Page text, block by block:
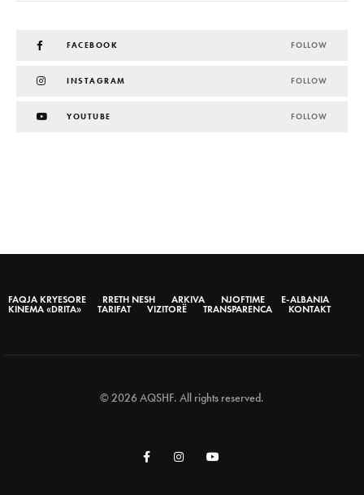
FACEBOOK FOLLOW
INSTAGRAM FOLLOW
YOUTUBE FOLLOW
FAQJA KRYESORE RRETH NESH ARKIVA NJOFTIME
E-ALBANIA
KINEMA «DRITA»
TARIFAT VIZITORË TRANSPARENCA KONTAKT
© 2026 AQSHF. All rights reserved.